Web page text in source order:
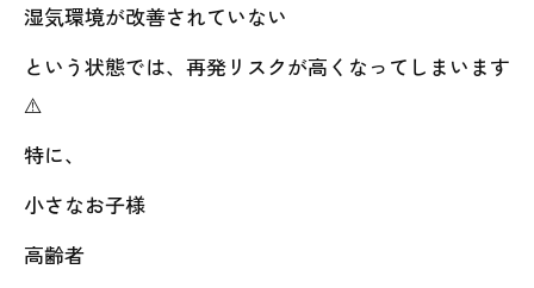
湿気環境が改善されていない
という状態では、再発リスクが高くなってしまいます
⚠️
特に、
小さなお子様
高齢者